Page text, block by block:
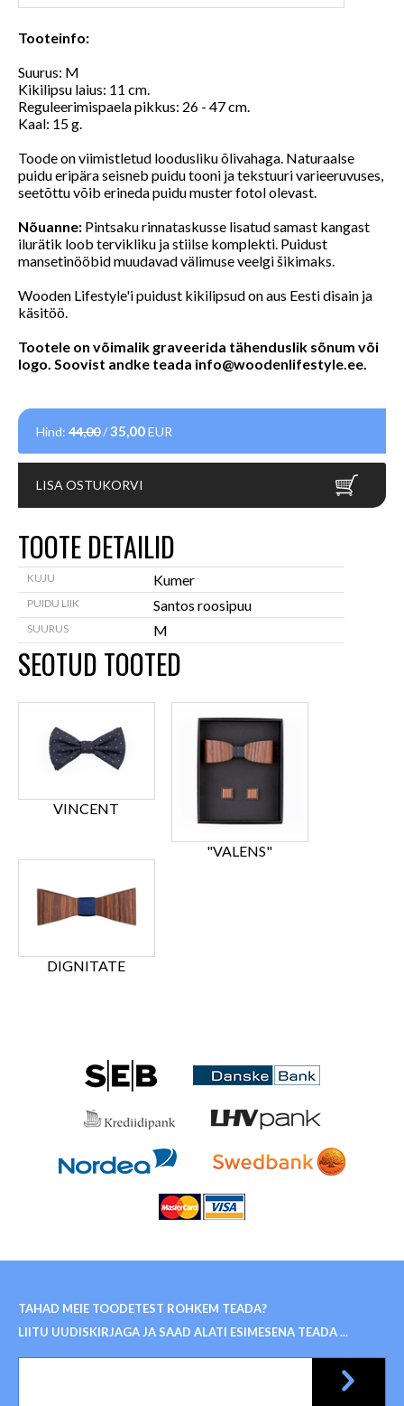
Tooteinfo:
Suurus: M
Kikilipsu laius: 11 cm.
Reguleerimispaela pikkus: 26 - 47 cm.
Kaal: 15 g.
Toode on viimistletud loodusliku õlivahaga. Naturaalse
puidu eripära seisneb puidu tooni ja tekstuuri varieeruvuses,
seetõttu võib erineda puidu muster fotol olevast.
Nõuanne: Pintsaku rinnataskusse lisatud samast kangast
ilurätik loob tervikliku ja stiilse komplekti. Puidust
mansetinööbid muudavad välimuse veelgi šikimaks.
Wooden Lifestyle'i puidust kikilipsud on aus Eesti disain ja
käsitöö.
Tootele on võimalik graveerida tähenduslik sõnum või
logo. Soovist andke teada info@woodenlifestyle.ee.
Hind: 44,00/35,00EUR
LISA OSTUKORVI
TOOTE DETAILID
KUJU Kumer
PUIDU LIIK Santos roosipuu
SUURUS M
SEOTUD TOOTED
VINCENT
"VALENS"
DIGNITATE
TAHAD MEIE TOODETEST ROHKEM TEADA?
LIITU UUDISKIRJAGA JA SAAD ALATI ESIMESENA TEADA ...